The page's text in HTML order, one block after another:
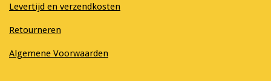
Levertijd en verzendkosten
Retourneren
Algemene Voorwaarden